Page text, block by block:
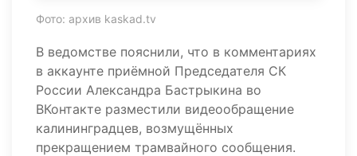
Фото: архив kaskad.tv
В ведомстве пояснили, что в комментариях
в аккаунте приёмной Председателя СК
России Александра Бастрыкина во
ВКонтакте разместили видеообращение
калининградцев, возмущённых
прекращением трамвайного сообщения.